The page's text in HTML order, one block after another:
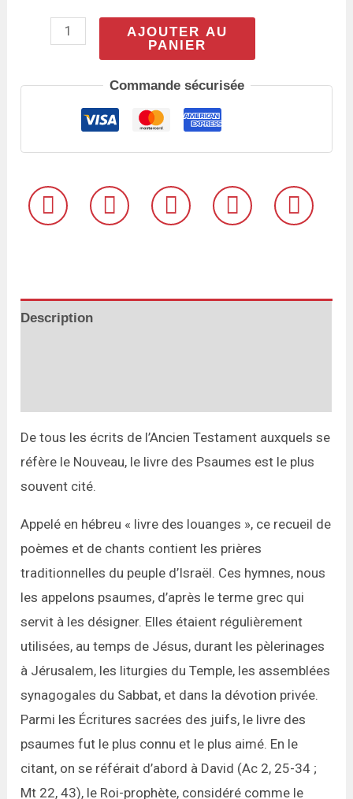
AJOUTER AU
PANIER
Commande sécurisée
Description
De tous les écrits de l’Ancien Testament auxquels se
réfère le Nouveau, le livre des Psaumes est le plus
souvent cité.
Appelé en hébreu « livre des louanges », ce recueil de
poèmes et de chants contient les prières
traditionnelles du peuple d’Israël. Ces hymnes, nous
les appelons psaumes, d’après le terme grec qui
servit à les désigner. Elles étaient régulièrement
utilisées, au temps de Jésus, durant les pèlerinages
à Jérusalem, les liturgies du Temple, les assemblées
synagogales du Sabbat, et dans la dévotion privée.
Parmi les Écritures sacrées des juifs, le livre des
psaumes fut le plus connu et le plus aimé. En le
citant, on se référait d’abord à David (Ac 2, 25-34 ;
Mt 22, 43), le Roi-prophète, considéré comme le